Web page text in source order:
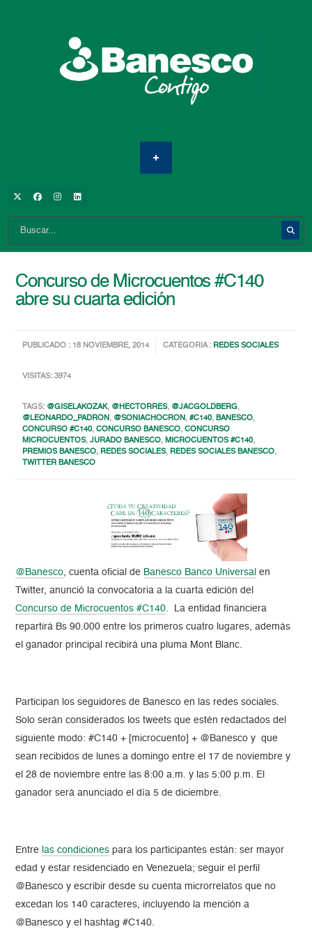
Concurso de Microcuentos #C140
abre su cuarta edición
PUBLICADO : 18 NOVIEMBRE, 2014 CATEGORIA : REDES SOCIALES
VISITAS: 3974
TAGS: @GISELAKOZAK, @HECTORRES, @JACGOLDBERG,
@LEONARDO_PADRON, @SONIACHOCRON,#C140,BANESCO,
CONCURSO #C140,CONCURSO BANESCO,CONCURSO
MICROCUENTOS,JURADO BANESCO,MICROCUENTOS #C140,
PREMIOS BANESCO, REDES SOCIALES, REDES SOCIALES BANESCO,
TWITTER BANESCO
@Banesco, cuenta oficial de Banesco Banco Universal en
Twitter, anunció la convocatoria a la cuarta edición del
Concurso de Microcuentos #C140. La entidad financiera
repartirá Bs 90.000 entre los primeros cuatro lugares, además
el ganador principal recibirá una pluma Mont Blanc.
Participan los seguidores de Banesco en las redes sociales.
Solo serán considerados los tweets que estén redactados del
siguiente modo: #C140 + [microcuento] + @Banesco y que
sean recibidos de lunes a domingo entre el 17 de noviembre y
el 28 de noviembre entre las 8:00 a.m. y las 5:00 p.m. El
ganador será anunciado el día 5 de diciembre.
Entre las condiciones para los participantes están: ser mayor
edad y estar residenciado en Venezuela; seguir el perfil
@Banesco y escribir desde su cuenta microrrelatos que no
excedan los 140 caracteres, incluyendo la mención a
@Banesco y el hashtag #C140.